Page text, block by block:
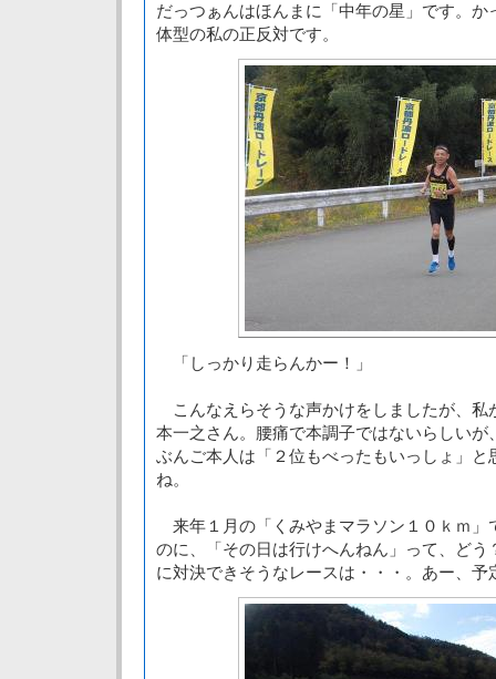
だっつぁんはほんまに「中年の星」です。
体型の私の正反対です。
「しっかり走らんかー！」
こんなえらそうな声かけをしましたが、私
本一之さん。腰痛で本調子ではないらしいが
ぶんご本人は「２位もべったもいっしょ」と
ね。
来年１月の「くみやまマラソン１０ｋｍ」
のに、「その日は行けへんねん」って、ど
に対決できそうなレースは・・・。あー、予